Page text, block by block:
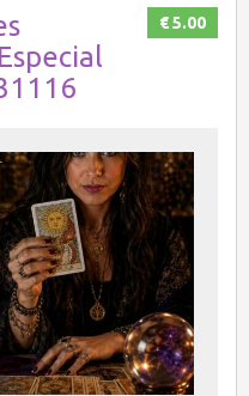
€ 5.00